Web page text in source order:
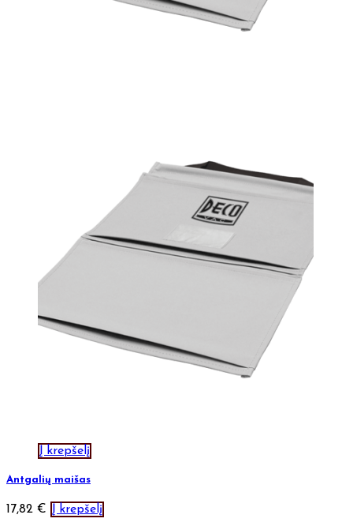
Į krepšelį
Antgalių maišas
17,82 € Į krepšelį